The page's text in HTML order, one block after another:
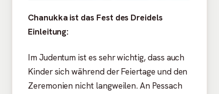
Chanukka ist das Fest des Dreidels
Einleitung:
Im Judentum ist es sehr wichtig, dass auch
Kinder sich während der Feiertage und den
Zeremonien nicht langweilen. An Pessach